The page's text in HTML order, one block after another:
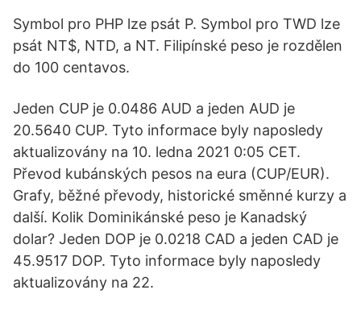
Symbol pro PHP lze psát P. Symbol pro TWD lze
psát NT$, NTD, a NT. Filipínské peso je rozdělen
do 100 centavos.
Jeden CUP je 0.0486 AUD a jeden AUD je
20.5640 CUP. Tyto informace byly naposledy
aktualizovány na 10. ledna 2021 0:05 CET.
Převod kubánských pesos na eura (CUP/EUR).
Grafy, běžné převody, historické směnné kurzy a
další. Kolik Dominikánské peso je Kanadský
dolar? Jeden DOP je 0.0218 CAD a jeden CAD je
45.9517 DOP. Tyto informace byly naposledy
aktualizovány na 22.